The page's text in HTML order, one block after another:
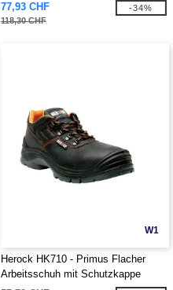
77,93 CHF
118,30 CHF
-34%
W1
Herock HK710 - Primus Flacher
Arbeitsschuh mit Schutzkappe